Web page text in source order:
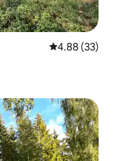
レビュー33
4.88 (33)